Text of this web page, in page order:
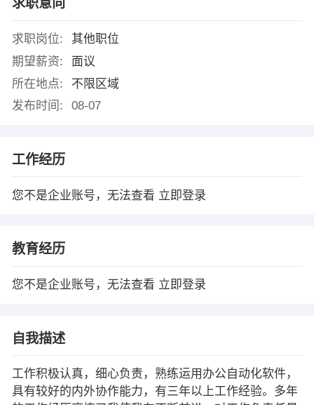
求职意向
求职岗位:
其他职位
期望薪资:
面议
所在地点:
不限区域
发布时间:
08-07
工作经历
您不是企业账号，无法查看 立即登录
教育经历
您不是企业账号，无法查看 立即登录
自我描述
工作积极认真，细心负责，熟练运用办公自动化软件，
具有较好的内外协作能力，有三年以上工作经验。多年